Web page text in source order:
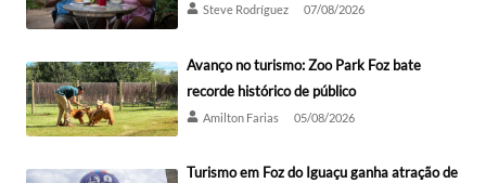
Steve Rodríguez 07/08/2026
Avanço no turismo: Zoo Park Foz bate
recorde histórico de público
Amilton Farias 05/08/2026
Turismo em Foz do Iguaçu ganha atração de